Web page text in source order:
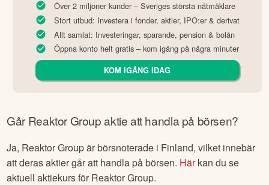
Över 2 miljoner kunder – Sveriges största nätmäklare
Stort utbud: Investera i fonder, aktier, IPO:er & derivat
Allt samlat: Investeringar, sparande, pension & bolån
Öppna konto helt gratis – kom igång på några minuter
KOM IGÅNG IDAG
GårReaktor Groupaktie att handla på börsen?
Ja, Reaktor Groupär börsnoterade i Finland, vilket innebär
att deras aktier går att handla på börsen. Härkan du se
aktuell aktiekurs för Reaktor Group.